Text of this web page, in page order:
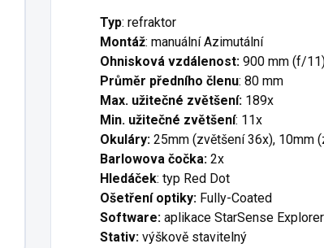
Typ: refraktor
Montáž: manuální Azimutální
Ohnisková vzdálenost: 900 mm (f/
Průměr předního členu: 80 mm
Max. užitečné zvětšení: 189x
Min. užitečné zvětšení: 11x
Okuláry: 25mm (zvětšení 36x), 10mm
Barlowova čočka: 2x
Hledáček: typ Red Dot
Ošetření optiky: Fully-Coated
Software: aplikace StarSense Explorer
Stativ: výškově stavitelný